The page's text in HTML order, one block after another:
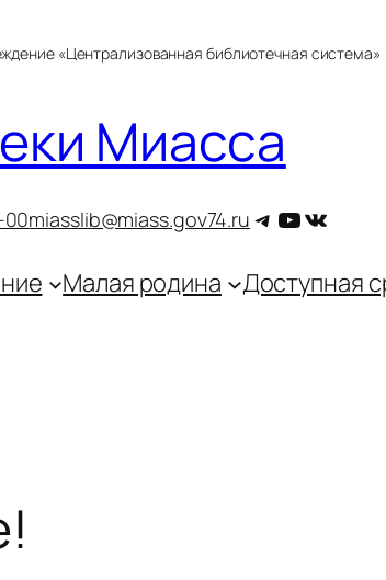
«Централизованная библиотечная система»
Миасса
00miasslib@miass.gov74.ru Telegram
YouTube
Малая родина Доступная